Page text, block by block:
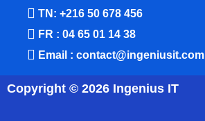
TN: +216 50 678 456
FR : 04 65 01 14 38
Email : contact@ingeniusit.com
Copyright © 2026 Ingenius IT